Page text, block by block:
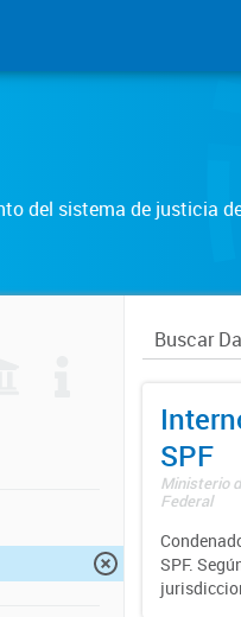
del sistema de justicia
SPF
Ministerio
Federal
SPF.